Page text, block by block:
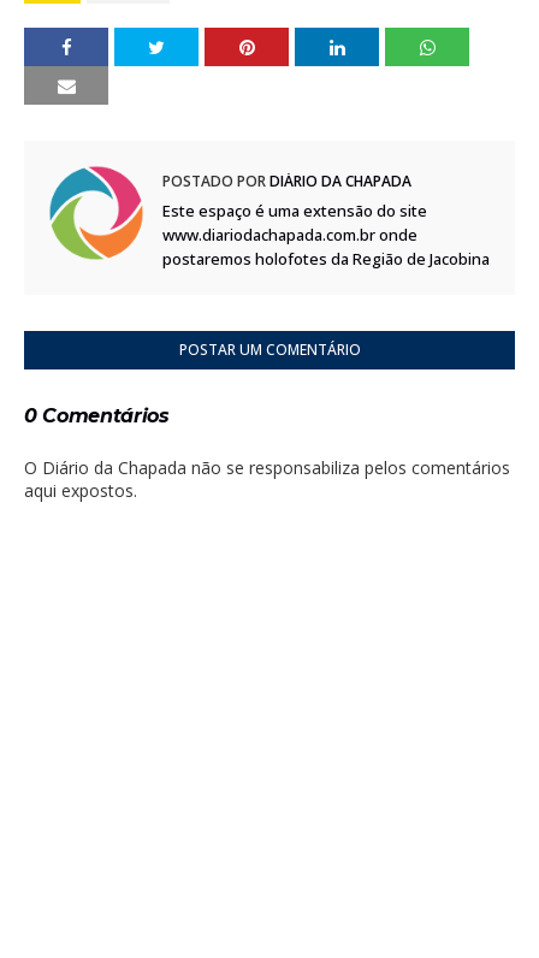
POSTADO PORDIÁRIO DA CHAPADA
Este espaço é uma extensão do site
www.diariodachapada.com.br onde
postaremos holofotes da Região de Jacobina
POSTAR UM COMENTÁRIO
0 Comentários
O Diário da Chapada não se responsabiliza pelos comentários
aqui expostos.